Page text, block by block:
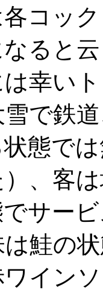
コッ
ると
幸い
で鉄
態で
、客
サー
鮭の
イン